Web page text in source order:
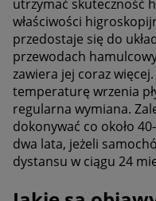
utrzymać skuteczność
właściwości
przedostaje się do
przewodach
zawiera jej coraz
temperaturę wrzenia
regularna wymiana.
dokonywać co około
dwa lata, jeżeli
dystansu w ciągu 24